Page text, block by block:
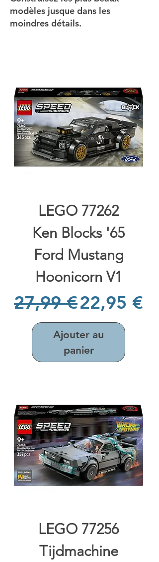
modèles jusque dans les
moindres détails.
LEGO 77262
Ken Blocks '65
Ford Mustang
Hoonicorn V1
Prix original
27,99 €Prix
22,95 €
Ajouter au
panier
LEGO 77256
Tijdmachine